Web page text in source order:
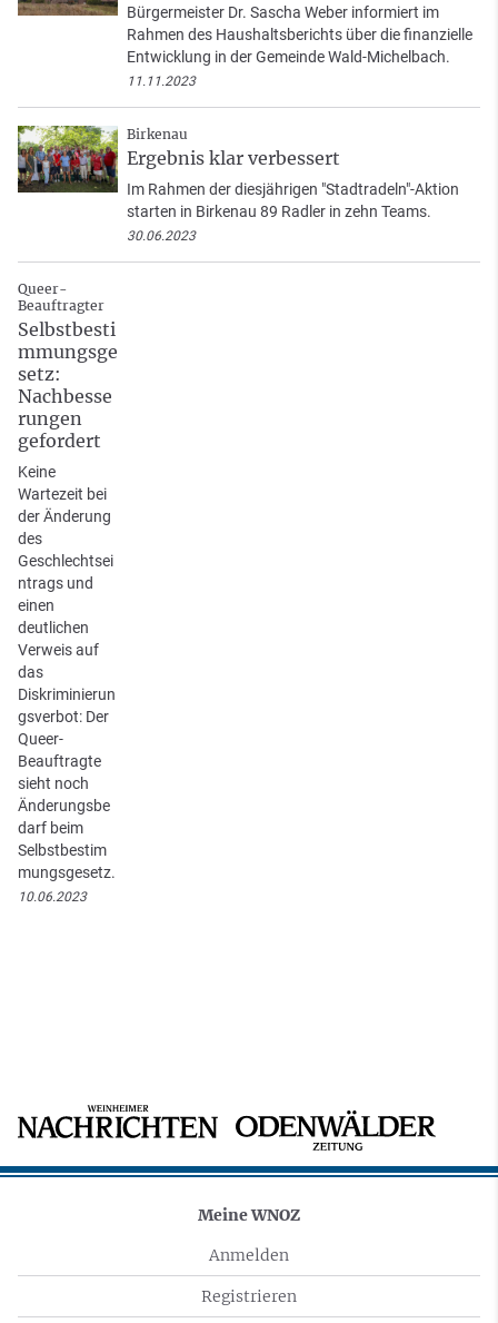
Bürgermeister Dr. Sascha Weber informiert im
Rahmen des Haushaltsberichts über die finanzielle
Entwicklung in der Gemeinde Wald-Michelbach.
11.11.2023
Birkenau
Ergebnis klar verbessert
Im Rahmen der diesjährigen "Stadtradeln"-Aktion
starten in Birkenau 89 Radler in zehn Teams.
30.06.2023
Queer-
Beauftragter
Selbstbesti
mmungsge
setz:
Nachbesse
rungen
gefordert
Keine
Wartezeit bei
der Änderung
des
Geschlechtsei
ntrags und
einen
deutlichen
Verweis auf
das
Diskriminierun
gsverbot: Der
Queer-
Beauftragte
sieht noch
Änderungsbe
darf beim
Selbstbestim
mungsgesetz.
10.06.2023
Meine WNOZ
Anmelden
Registrieren